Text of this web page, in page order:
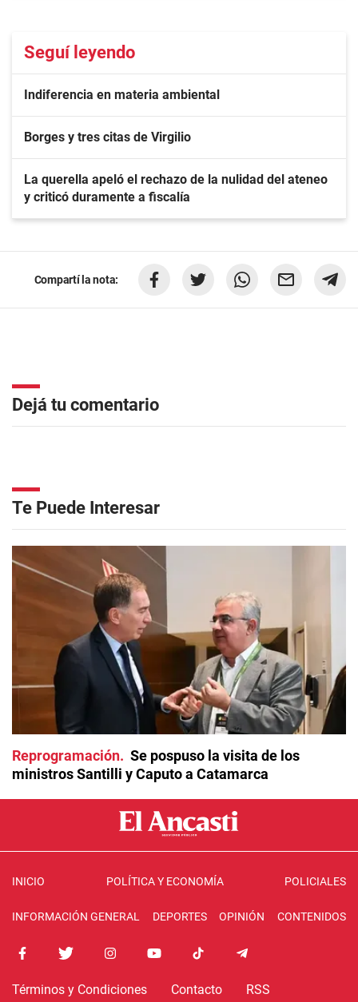
Seguí leyendo
Indiferencia en materia ambiental
Borges y tres citas de Virgilio
La querella apeló el rechazo de la nulidad del ateneo
y criticó duramente a fiscalía
Compartí la nota:
Dejá tu comentario
Te Puede Interesar
Reprogramación
Se pospuso la visita de los
ministros Santilli y Caputo a Catamarca
INICIO POLÍTICA Y ECONOMÍA POLICIALES
INFORMACIÓN GENERAL DEPORTES OPINIÓN CONTENIDOS
Términos y Condiciones Contacto RSS